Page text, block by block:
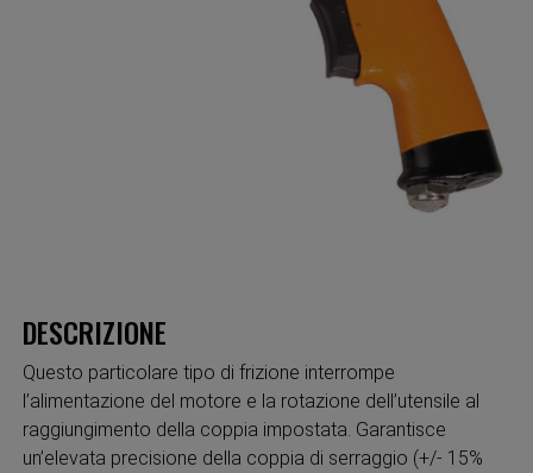
DESCRIZIONE
Questo particolare tipo di frizione interrompe
l’alimentazione del motore e la rotazione dell’utensile al
raggiungimento della coppia impostata. Garantisce
un’elevata precisione della coppia di serraggio (+/- 15%